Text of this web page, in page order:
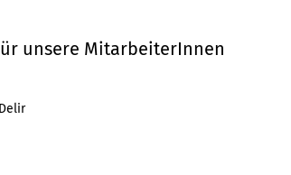
unsere MitarbeiterInnen